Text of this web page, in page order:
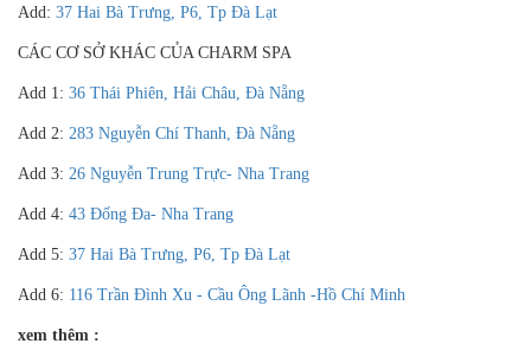
Add: 37 Hai Bà Trưng, P6, Tp Đà Lạt
CÁC CƠ SỞ KHÁC CỦA CHARM SPA
Add 1: 36 Thái Phiên, Hải Châu, Đà Nẵng
Add 2: 283 Nguyễn Chí Thanh, Đà Nẵng
Add 3: 26 Nguyễn Trung Trực- Nha Trang
Add 4: 43 Đống Đa- Nha Trang
Add 5: 37 Hai Bà Trưng, P6, Tp Đà Lạt
Add 6: 116 Trần Đình Xu - Cầu Ông Lãnh -Hồ Chí Minh
xem thêm :